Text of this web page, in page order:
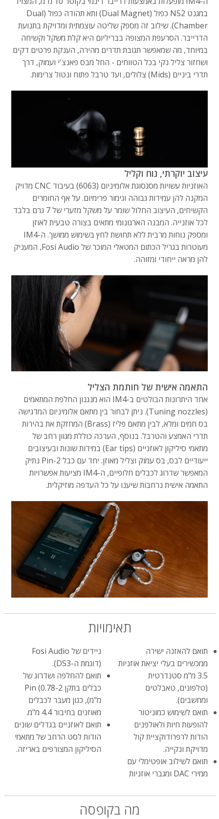
במגנט N52 כפול (Dual Magnet) ותא תהודה כפול (Dual
Chamber). שילוב זה מספק שליטה עוצמתית ומדויקת בתנועת
הדרייבר. הסרעפת המצופה בבריליום היא קלת משקל וקשיחה
במיוחד, מה שמאפשר תגובת תדרים מהירה, הענקת פרטים דקים
ושחזור צליל נקי בכל הטווחים - החל מבס פאנצ'י ועמוק, דרך
תדרי ביניים (Mids) צלולים, ועד טרבל פתוח ונטול צרימות.
עיצוב יוקרתי, נוח וקליל
האוזניות עשויות מסגסוגת אלומיניום (6063) בעיבוד CNC מדויק
המקנה להן עמידות גבוהה וגימור פרימיום. על אף החומרים
הקשיחים, העיצוב החלול שומר על משקל מזערי של 7 גרם בלבד
לכל אוזנייה. המבנה הארגונומי מתאים בצורה טבעית לאוזן
ומספק נוחות מרבית ללא תחושת לחץ בשימוש ממושך. ה-IM4
מעוטרות בגריל הכתום המטאלי המוכר של Fosi Audio, המעניק
להן מראה ייחודי ומזוהה.
התאמה אישית של חותמת הצליל
אחד היתרונות הבולטים ב-IM4 הוא מנגנון החלפת המתאמים
(Tuning nozzles). ניתן לבחור בין מתאם אלומיניום המדגישה
בס חמים ומלא, לבין מתאם פליז (Brass) המחזקת את בהירות
תדרי האמצע והטרבל. בנוסף, הערכה כוללת מגוון רחב של
מתאמי סיליקון לאוזניים (Ear tips) במידות שונות ובעיצובים
ייעודיים לבס, בס עמוק וצליל מאוזן. יחד עם כבל 2-Pin נתיק
המאפשר שדרוג לכבלים חלופיים, ה-IM4 מציעות אפשרויות
התאמה אישית נרחבות שיענו על כל העדפה מוזיקלית.
תאימויות
תואם להאזנה ישירה
ממכשירים בעלי יציאת אוזניות
3.5 מ"מ סטנדרטית
(טלפונים, טאבלטים
ומחשבים).
תואם לשימוש כמוניטור
להופעות חיות ולאולפנים
הודות לרפרודוקציית קול
מדויקת ונקייה.
תואם לשילוב אופטימלי עם
ממירי DAC ומגברי אוזניות
ניידים של Fosi Audio
(דוגמת ה-DS3).
תואם להחלפה ושדרוג של
כבלים בתקן 2-Pin (0.78
מ"מ), כגון מעבר לכבלים
מאוזנים בחיבור 4.4 מ"מ.
תואם לאוזניים בגדלים שונים
הודות לסט הרחב של מתאמי
הסיליקון המצורפים באריזה.
מה בקופסה